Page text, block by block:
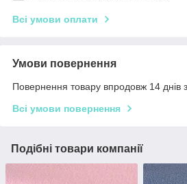
Всі умови оплати
Умови повернення
Повернення товару впродовж 14 днів
Всі умови повернення
Подібні товари компанії